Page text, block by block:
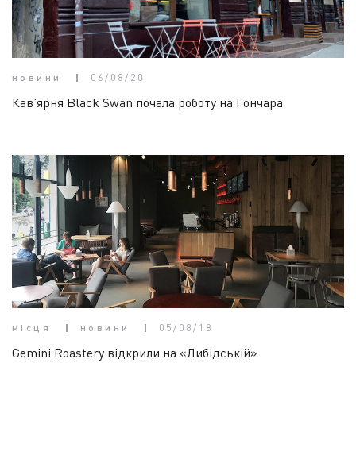
новини 06/08/20
Кав’ярня Black Swan почала роботу на Гончара
місця новини 05/08/18
Gemini Roastery відкрили на «Либідській»